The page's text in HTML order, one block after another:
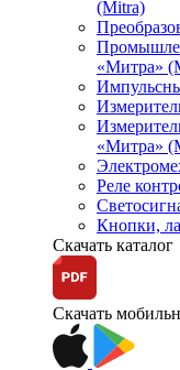
(Mitra)
«Митра»
«Митра»
Реле
Кнопки,
Скачать каталог
Скачать